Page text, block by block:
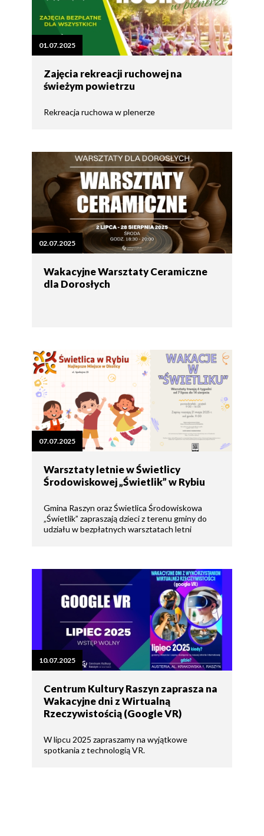
01.07.2025
Zajęcia rekreacji ruchowej na
świeżym powietrzu
Rekreacja ruchowa w plenerze
02.07.2025
Wakacyjne Warsztaty Ceramiczne
dla Dorosłych
07.07.2025
Warsztaty letnie w Świetlicy
Środowiskowej „Świetlik” w Rybiu
Gmina Raszyn oraz Świetlica Środowiskowa
„Świetlik” zapraszają dzieci z terenu gminy do
udziału w bezpłatnych warsztatach letni
10.07.2025
Centrum Kultury Raszyn zaprasza na
Wakacyjne dni z Wirtualną
Rzeczywistością (Google VR)
W lipcu 2025 zapraszamy na wyjątkowe
spotkania z technologią VR.